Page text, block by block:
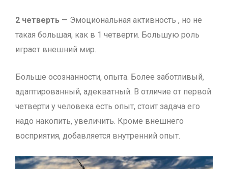
2 четверть — Эмоциональная активность , но не
такая большая, как в 1 четверти. Большую роль
играет внешний мир.
Больше осознанности, опыта. Более заботливый,
адаптированный, адекватный. В отличие от первой
четверти у человека есть опыт, стоит задача его
надо накопить, увеличить. Кроме внешнего
восприятия, добавляется внутренний опыт.